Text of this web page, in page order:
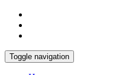
Toggle navigation